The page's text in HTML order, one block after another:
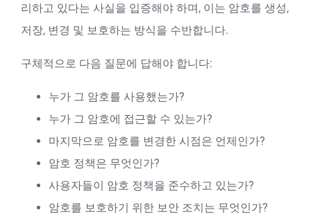
리하고 있다는 사실을 입증해야 하며, 이는 암호를 생성,
저장, 변경 및 보호하는 방식을 수반합니다.
구체적으로 다음 질문에 답해야 합니다:
누가 그 암호를 사용했는가?
누가 그 암호에 접근할 수 있는가?
마지막으로 암호를 변경한 시점은 언제인가?
암호 정책은 무엇인가?
사용자들이 암호 정책을 준수하고 있는가?
암호를 보호하기 위한 보안 조치는 무엇인가?